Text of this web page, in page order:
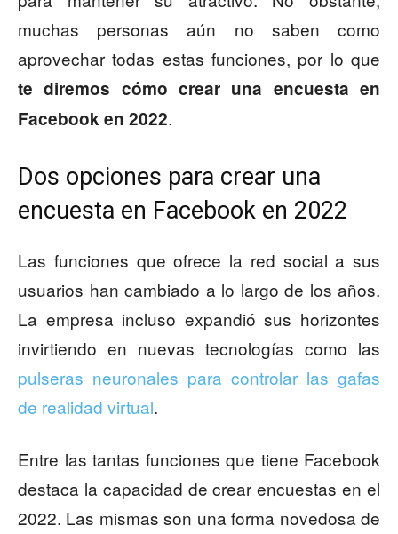
muchas personas aún no saben como
aprovechar todas estas funciones, por lo que
te diremos cómo crear una encuesta en
Facebook en 2022.
Dos opciones para crear una
encuesta en Facebook en 2022
Las funciones que ofrece la red social a sus
usuarios han cambiado a lo largo de los años.
La empresa incluso expandió sus horizontes
invirtiendo en nuevas tecnologías como las
pulseras neuronales para controlar las gafas
de realidad virtual.
Entre las tantas funciones que tiene Facebook
destaca la capacidad de crear encuestas en el
2022. Las mismas son una forma novedosa de